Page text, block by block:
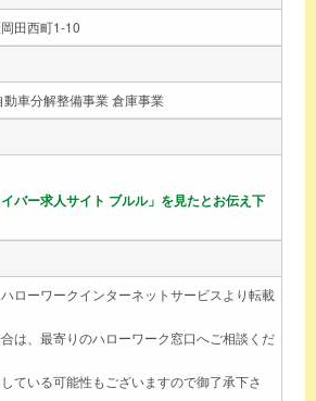
田西町1-10
車分解整備事業 倉庫事業
バー求人サイト ブルル」を見たとお伝え下
ローワークインターネットサービスより転載
は、最寄りのハローワーク窓口へご相談くだ
ている可能性もございますので御了承下さ